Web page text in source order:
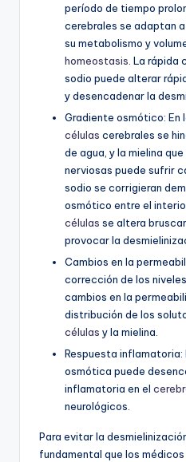
período de tiempo
cerebrales se adaptan
su metabolismo y
homeostasis . La
sodio puede alterar
y desencadenar la
Gradiente osmótico: En
células cerebrales se
de agua, y la mielina
nerviosas puede sufrir
sodio se corrigieran
osmótico entre el
células se altera
provocar la
Cambios en la
corrección de los
cambios en la
distribución de los
células y la mielina.
Respuesta inflamatoria:
osmótica puede
inflamatoria en el
neurológicos.
Para evitar la
fundamental que los